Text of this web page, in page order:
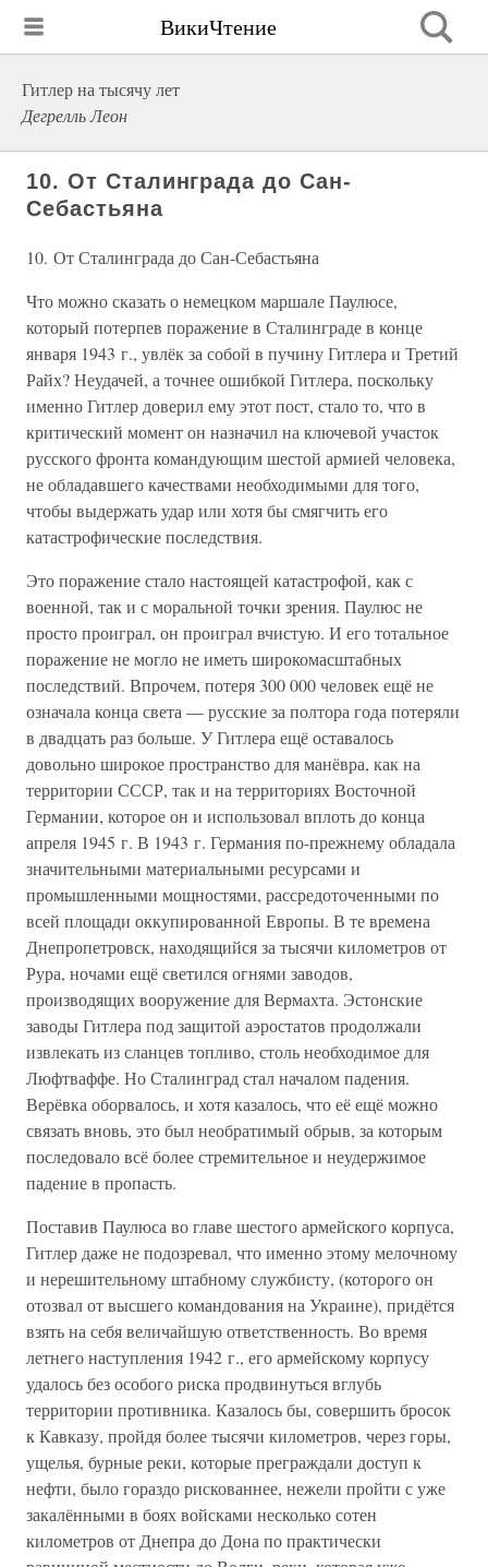
ВикиЧтение
Гитлер на тысячу лет
Дегрелль Леон
10. От Сталинграда до Сан-
Себастьяна
10. От Сталинграда до Сан-Себастьяна
Что можно сказать о немецком маршале Паулюсе,
который потерпев поражение в Сталинграде в конце
января 1943 г., увлёк за собой в пучину Гитлера и Третий
Райх? Неудачей, а точнее ошибкой Гитлера, поскольку
именно Гитлер доверил ему этот пост, стало то, что в
критический момент он назначил на ключевой участок
русского фронта командующим шестой армией человека,
не обладавшего качествами необходимыми для того,
чтобы выдержать удар или хотя бы смягчить его
катастрофические последствия.
Это поражение стало настоящей катастрофой, как с
военной, так и с моральной точки зрения. Паулюс не
просто проиграл, он проиграл вчистую. И его тотальное
поражение не могло не иметь широкомасштабных
последствий. Впрочем, потеря 300 000 человек ещё не
означала конца света — русские за полтора года потеряли
в двадцать раз больше. У Гитлера ещё оставалось
довольно широкое пространство для манёвра, как на
территории СССР, так и на территориях Восточной
Германии, которое он и использовал вплоть до конца
апреля 1945 г. В 1943 г. Германия по-прежнему обладала
значительными материальными ресурсами и
промышленными мощностями, рассредоточенными по
всей площади оккупированной Европы. В те времена
Днепропетровск, находящийся за тысячи километров от
Рура, ночами ещё светился огнями заводов,
производящих вооружение для Вермахта. Эстонские
заводы Гитлера под защитой аэростатов продолжали
извлекать из сланцев топливо, столь необходимое для
Люфтваффе. Но Сталинград стал началом падения.
Верёвка оборвалось, и хотя казалось, что её ещё можно
связать вновь, это был необратимый обрыв, за которым
последовало всё более стремительное и неудержимое
падение в пропасть.
Поставив Паулюса во главе шестого армейского корпуса,
Гитлер даже не подозревал, что именно этому мелочному
и нерешительному штабному службисту, (которого он
отозвал от высшего командования на Украине), придётся
взять на себя величайшую ответственность. Во время
летнего наступления 1942 г., его армейскому корпусу
удалось без особого риска продвинуться вглубь
территории противника. Казалось бы, совершить бросок
к Кавказу, пройдя более тысячи километров, через горы,
ущелья, бурные реки, которые преграждали доступ к
нефти, было гораздо рискованнее, нежели пройти с уже
закалёнными в боях войсками несколько сотен
километров от Днепра до Дона по практически